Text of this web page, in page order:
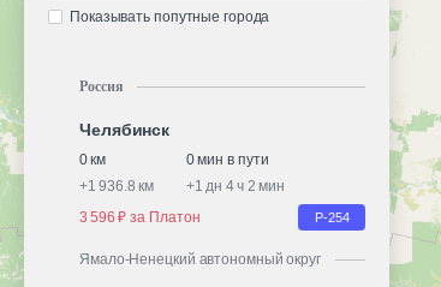
Показывать попутные города
Россия
Челябинск
0 км
0 мин в пути
+1 936.8 км +1 дн 4 ч 2 мин
3 596 ₽ за Платон
Р-254
Ямало-Ненецкий автономный округ